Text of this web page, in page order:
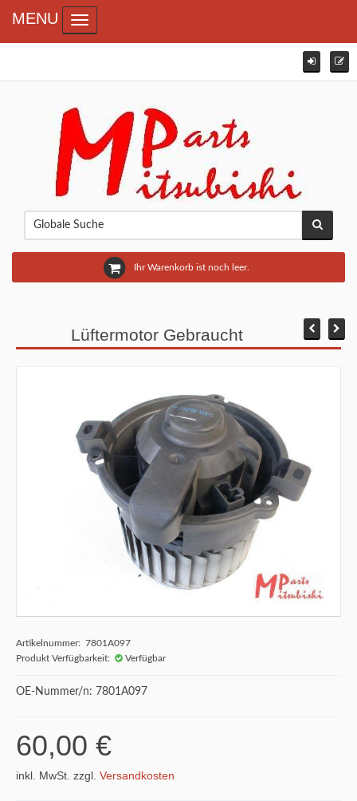
Ihr Warenkorb ist noch leer.
MENU Toggle navigation
Lüftermotor Gebraucht
Artikelnummer: 7801A097
Produkt Verfügbarkeit:
Verfügbar
OE-Nummer/n: 7801A097
60,00 €
inkl. MwSt. zzgl. Versandkosten